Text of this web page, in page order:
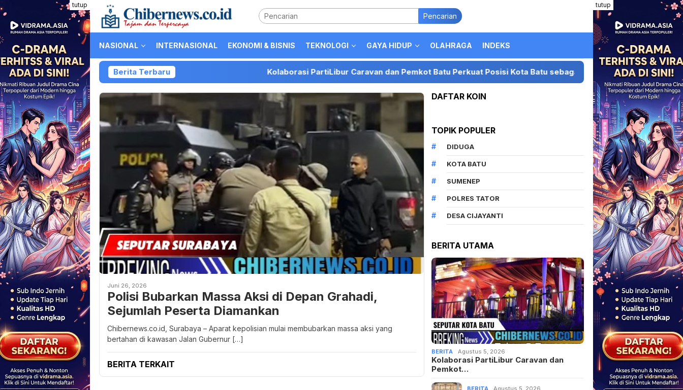
Loncat
ke
konten
tutup tutup
Pencarian
NASIONAL INTERNASIONAL EKONOMI & BISNIS TEKNOLOGI GAYA HIDUP OLAHRAGA INDEKS
Berita Terbaru Kolaborasi PartiLibur Caravan dan Pemkot Batu Perkuat Posisi Kota Batu sebagai Destinasi Festival Musik Nasional
Juni 26, 2026
Polisi Bubarkan Massa Aksi di Depan Grahadi,
Sejumlah Peserta Diamankan
Chibernews.co.id, Surabaya – Aparat kepolisian mulai membubarkan massa aksi yang
bertahan di kawasan Jalan Gubernur […]
BERITA TERKAIT
DAFTAR KOIN
TOPIK POPULER
DIDUGA
KOTA BATU
SUMENEP
POLRES TATOR
DESA CIJAYANTI
BERITA UTAMA
BERITA Agustus 5, 2026
Kolaborasi PartiLibur Caravan dan
Pemkot…
BERITA Agustus 5, 2026